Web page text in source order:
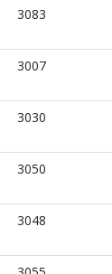
3083
3007
3030
3050
3048